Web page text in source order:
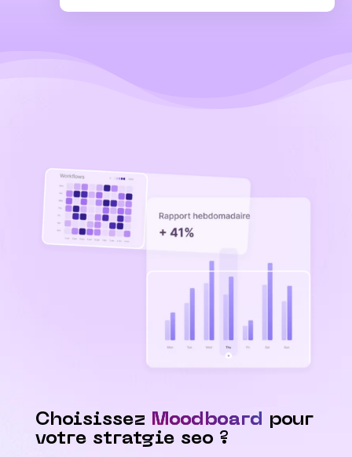
Choisissez Moodboard pour
votre stratgie seo ?